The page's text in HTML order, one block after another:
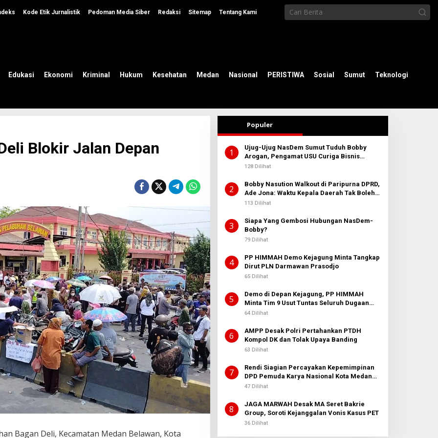
Kode Etik Jurnalistik Pedoman Media Siber Redaksi Sitemap Tentang Kami
Edukasi Ekonomi Kriminal Hukum Kesehatan Medan Nasional PERISTIWA Sosial Sumut Teknologi
Blokir Jalan Depan
Bagan Deli, Kecamatan Medan Belawan, Kota
Populer
1
Ujug-Ujug NasDem Sumut Tuduh Bobby
Arogan, Pengamat USU Curiga Bisnis
Reklame
128 Dilihat
2
Bobby Nasution Walkout di Paripurna DPRD,
Ade Jona: Waktu Kepala Daerah Tak Boleh
Terbuang Sia-sia
113 Dilihat
3
Siapa Yang Gembosi Hubungan NasDem-
Bobby?
79 Dilihat
4
PP HIMMAH Demo Kejagung Minta Tangkap
Dirut PLN Darmawan Prasodjo
65 Dilihat
5
Demo di Depan Kejagung, PP HIMMAH
Minta Tim 9 Usut Tuntas Seluruh Dugaan
Kasus Febrie Adriansyah
64 Dilihat
6
AMPP Desak Polri Pertahankan PTDH
Kompol DK dan Tolak Upaya Banding
63 Dilihat
7
Rendi Siagian Percayakan Kepemimpinan
DPD Pemuda Karya Nasional Kota Medan
kepada Josef Sembiring
47 Dilihat
8
JAGA MARWAH Desak MA Seret Bakrie
Group, Soroti Kejanggalan Vonis Kasus PET
36 Dilihat